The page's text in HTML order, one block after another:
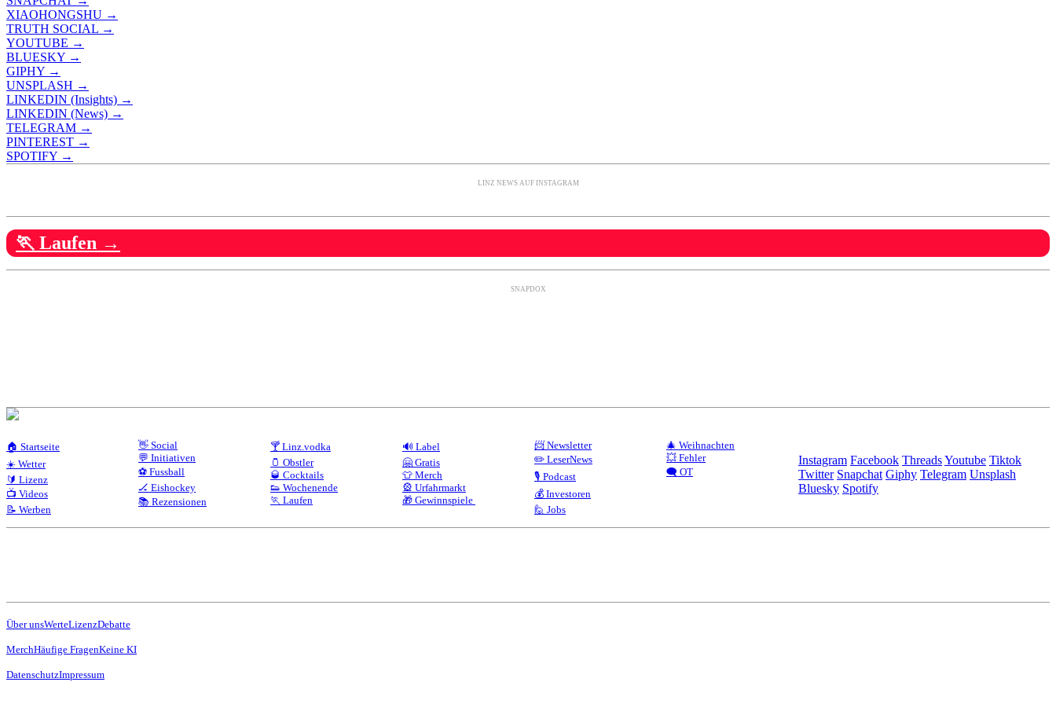
XIAOHONGSHU →
TRUTH SOCIAL →
YOUTUBE →
BLUESKY →
GIPHY →
UNSPLASH →
LINKEDIN (Insights) →
LINKEDIN (News) →
TELEGRAM →
PINTEREST →
SPOTIFY →
LINZ NEWS AUF INSTAGRAM
🏃 Laufen →
SNAPDOX
🏠 Startseite
☀️ Wetter
🔰 Lizenz
📺 Videos
📝 Werben
👋 Social
💬 Initiativen
⚽ Fussball
🏒 Eishockey
📚 Rezensionen
🍸 Linz.vodka
🫙 Obstler
🥃 Cocktails
👟 Wochenende
🏃 Laufen
🔊 Label
🤗 Gratis
👕 Merch
🎡 Urfahrmarkt
🎁 Gewinnspiele
📨 Newsletter
✏️ LeserNews
🎙️ Podcast
💰 Investoren
🙋 Jobs
🎄 Weihnachten
💥 Fehler
🗨️ OT
Instagram Facebook ThreadsYoutube Tiktok
Twitter Snapchat Giphy Telegram Unsplash
Bluesky Spotify
Über unsWerteLizenzDebatte
MerchHäufige FragenKeine KI
DatenschutzImpressum